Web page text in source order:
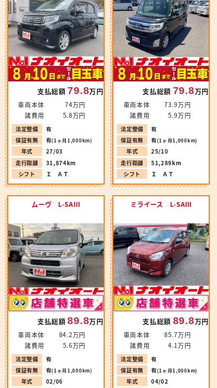
支払総額 79.8万円
車両本体
74万円
諸費用
5.8万円
法定整備
有
保証有無
有(1ヶ月1,000km)
年式
27/03
走行距離
31,874km
シフト
Ｉ ＡＴ
支払総額 79.8万円
車両本体
73.9万円
諸費用
5.9万円
法定整備
有
保証有無
有(1ヶ月1,000km)
年式
25/10
走行距離
51,289km
シフト
Ｉ ＡＴ
ムーヴ L-SAⅢ
支払総額89.8万円
車両本体
84.2万円
諸費用
5.6万円
法定整備
有
保証有無
有(1ヶ月1,000km)
年式
02/06
ミライース L-SAⅢ
支払総額 89.8万円
車両本体
85.7万円
諸費用
4.1万円
法定整備
有
保証有無
有(1ヶ月1,000km)
年式
04/02